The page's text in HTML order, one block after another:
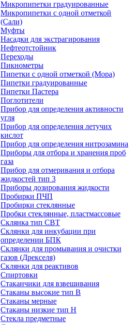
Микропипетки градуированные
Микропипетки с одной отметкой
(Сали)
Муфты
Насадки для экстрагирования
Нефтеотстойник
Переходы
Пикнометры
Пипетки с одной отметкой (Мора)
Пипетки градуированные
Пипетки Пастера
Поглотители
Прибор для определения активности
угля
Прибор для определения летучих
кислот
Прибор для определения нитрозамина
Приборы для отбора и хранения проб
газа
Прибор для отмеривания и отбора
жидкостей тип 3
Приборы дозирования жидкости
Пробирки ПЧП
Пробирки стеклянные
Пробки стеклянные, пластмассовые
Склянка тип СВТ
Склянки для инкубации при
определении БПК
Склянки для промывания и очистки
газов (Дрекселя)
Склянки для реактивов
Спиртовки
Стаканчики для взвешивания
Стаканы высокие тип В
Стаканы мерные
Стаканы низкие тип Н
Стекла предметные